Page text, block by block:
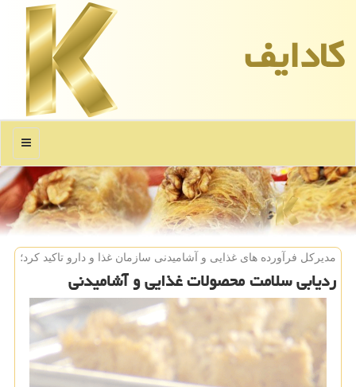
كادایف
منو
مدیركل فرآورده های غذایی و آشامیدنی سازمان غذا و دارو تاكید كرد؛
ردیابی سلامت محصولات غذایی و آشامیدنی